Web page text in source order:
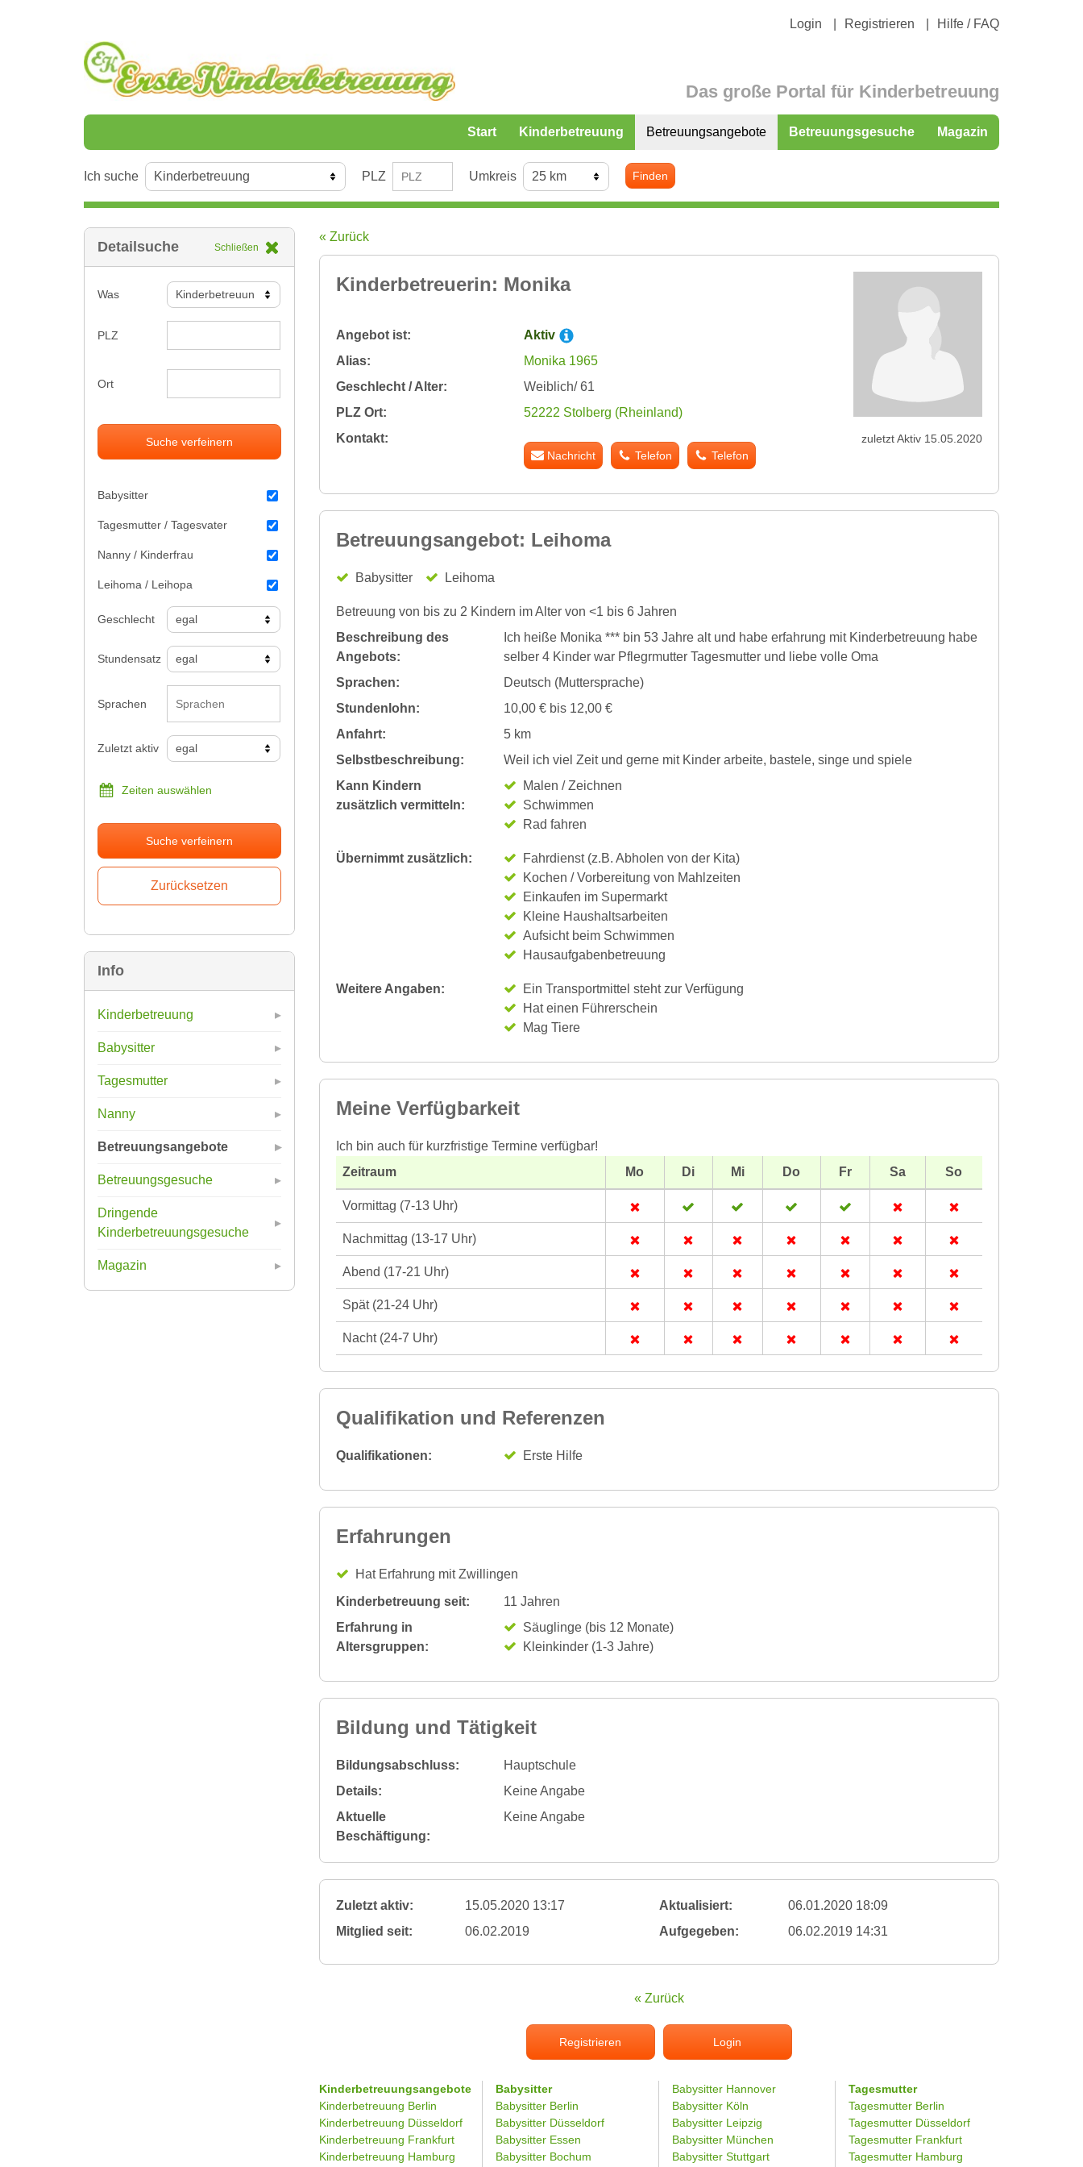
Login Registrieren Hilfe / FAQ
Das große Portal für Kinderbetreuung
Start Kinderbetreuung Betreuungsangebote Betreuungsgesuche Magazin
Ich suche PLZ Umkreis Finden
Detailsuche Schließen
Was
PLZ
Ort
Suche verfeinern
Babysitter
Tagesmutter / Tagesvater
Nanny / Kinderfrau
Leihoma / Leihopa
Geschlecht
Stundensatz
Sprachen
Zuletzt aktiv
Zeiten auswählen
Suche verfeinern
Info
Kinderbetreuung
Babysitter
Tagesmutter
Nanny
Betreuungsangebote
Betreuungsgesuche
Dringende
Kinderbetreuungsgesuche
Magazin
« Zurück
Kinderbetreuerin: Monika
Angebot ist:
Aktiv
Alias:
Monika 1965
Geschlecht / Alter:
Weiblich/ 61
PLZ Ort:
52222 Stolberg (Rheinland)
Kontakt:
Nachricht Telefon Telefon
zuletzt Aktiv 15.05.2020
Betreuungsangebot: Leihoma
Babysitter Leihoma
Betreuung von bis zu 2 Kindern im Alter von <1 bis 6 Jahren
Beschreibung des
Angebots:
Ich heiße Monika *** bin 53 Jahre alt und habe erfahrung mit Kinderbetreuung habe
selber 4 Kinder war Pflegrmutter Tagesmutter und liebe volle Oma
Sprachen:
Deutsch (Muttersprache)
Stundenlohn:
10,00 € bis 12,00 €
Anfahrt:
5 km
Selbstbeschreibung:
Weil ich viel Zeit und gerne mit Kinder arbeite, bastele, singe und spiele
Kann Kindern
zusätzlich vermitteln:
Malen / Zeichnen
Schwimmen
Rad fahren
Übernimmt zusätzlich:
Fahrdienst (z.B. Abholen von der Kita)
Kochen / Vorbereitung von Mahlzeiten
Einkaufen im Supermarkt
Kleine Haushaltsarbeiten
Aufsicht beim Schwimmen
Hausaufgabenbetreuung
Weitere Angaben:
Ein Transportmittel steht zur Verfügung
Hat einen Führerschein
Mag Tiere
Meine Verfügbarkeit
Ich bin auch für kurzfristige Termine verfügbar!
Zeitraum
Mo Di Mi Do Fr Sa So
Vormittag (7-13 Uhr)
Nachmittag (13-17 Uhr)
Abend (17-21 Uhr)
Spät (21-24 Uhr)
Nacht (24-7 Uhr)
Qualifikation und Referenzen
Qualifikationen: Erste Hilfe
Erfahrungen
Hat Erfahrung mit Zwillingen
Kinderbetreuung seit:
11 Jahren
Erfahrung in
Altersgruppen:
Säuglinge (bis 12 Monate)
Kleinkinder (1-3 Jahre)
Bildung und Tätigkeit
Bildungsabschluss:
Hauptschule
Details:
Keine Angabe
Aktuelle
Beschäftigung:
Keine Angabe
Zuletzt aktiv: 15.05.2020 13:17 Aktualisiert:
06.01.2020 18:09
Mitglied seit:
06.02.2019 Aufgegeben: 06.02.2019 14:31
« Zurück
Registrieren Login
Kinderbetreuungsangebote
Kinderbetreuung Berlin
Kinderbetreuung Düsseldorf
Kinderbetreuung Frankfurt
Kinderbetreuung Hamburg
Babysitter
Babysitter Berlin
Babysitter Düsseldorf
Babysitter Essen
Babysitter Bochum
Babysitter Hannover
Babysitter Köln
Babysitter Leipzig
Babysitter München
Babysitter Stuttgart
Tagesmutter
Tagesmutter Berlin
Tagesmutter Düsseldorf
Tagesmutter Frankfurt
Tagesmutter Hamburg